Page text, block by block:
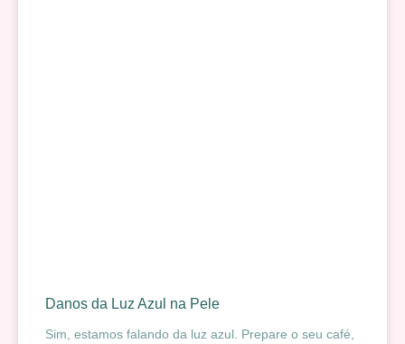
Danos da Luz Azul na Pele
Sim, estamos falando da luz azul. Prepare o seu café,